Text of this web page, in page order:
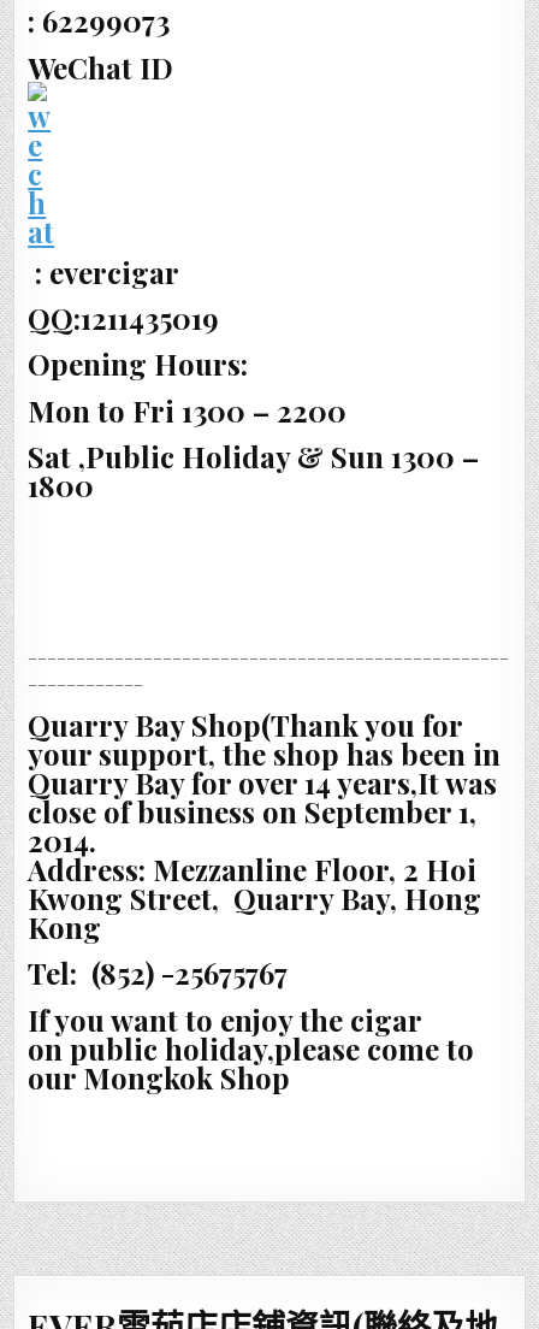
: 62299073
WeChat ID
: evercigar
QQ:1211435019
Opening Hours:
Mon to Fri 1300 – 2200
Sat ,Public Holiday & Sun 1300 –
1800
Quarry Bay Shop(Thank you for
your support, the shop has been in
Quarry Bay for over 14 years,It was
close of business on September 1,
2014.
Address: Mezzanline Floor, 2 Hoi
Kwong Street, Quarry Bay, Hong
Kong
Tel: (852) -25675767
If you want to enjoy the cigar
on public holiday,please come to
our Mongkok Shop